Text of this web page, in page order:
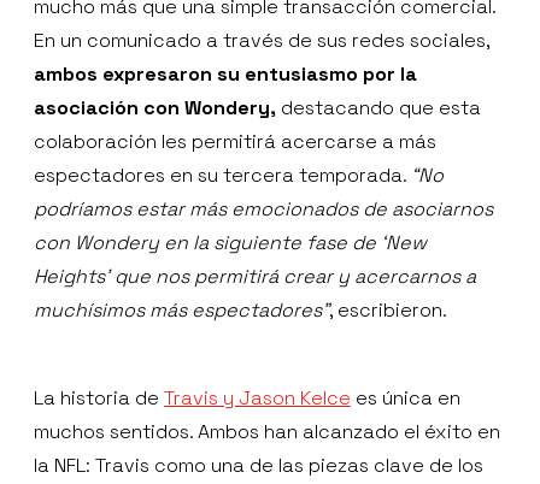
mucho más que una simple transacción comercial.
En un comunicado a través de sus redes sociales,
ambos expresaron su entusiasmo por la
asociación con Wondery, destacando que esta
colaboración les permitirá acercarse a más
espectadores en su tercera temporada. “No
podríamos estar más emocionados de asociarnos
con Wondery en la siguiente fase de ‘New
Heights’ que nos permitirá crear y acercarnos a
muchísimos más espectadores”, escribieron.
La historia de Travis y Jason Kelce es única en
muchos sentidos. Ambos han alcanzado el éxito en
la NFL: Travis como una de las piezas clave de los